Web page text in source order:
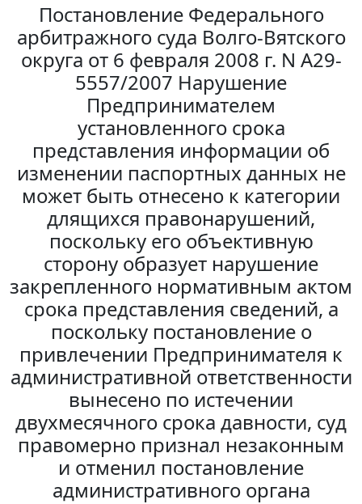
Постановление Федерального
арбитражного суда Волго-Вятского
округа от 6 февраля 2008 г. N А29-
5557/2007 Нарушение
Предпринимателем
установленного срока
представления информации об
изменении паспортных данных не
может быть отнесено к категории
длящихся правонарушений,
поскольку его объективную
сторону образует нарушение
закрепленного нормативным актом
срока представления сведений, а
поскольку постановление о
привлечении Предпринимателя к
административной ответственности
вынесено по истечении
двухмесячного срока давности, суд
правомерно признал незаконным
и отменил постановление
административного органа